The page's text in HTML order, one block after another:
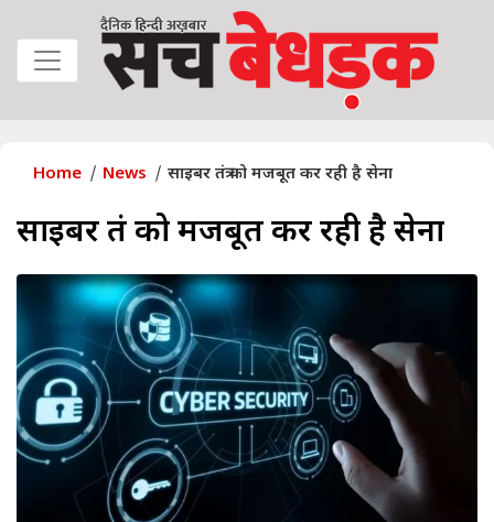
Home News साइबर तंत्र को मजबूत कर रही है सेना
साइबर तंत्र को मजबूत कर रही है सेना